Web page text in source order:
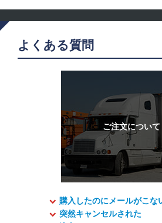
よくある質問
購入したのにメールがこな
突然キャンセルされた